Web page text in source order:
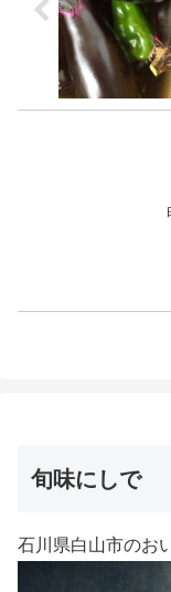
旬味にしで
石川県白山市のお